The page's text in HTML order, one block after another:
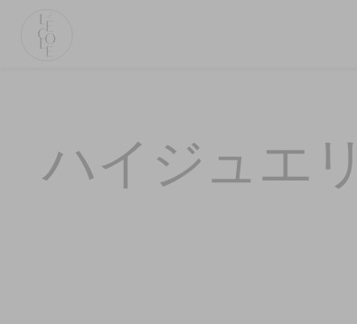
logoハイジュエ